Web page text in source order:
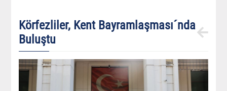
Körfezliler, Kent Bayramlaşması´nda
Buluştu